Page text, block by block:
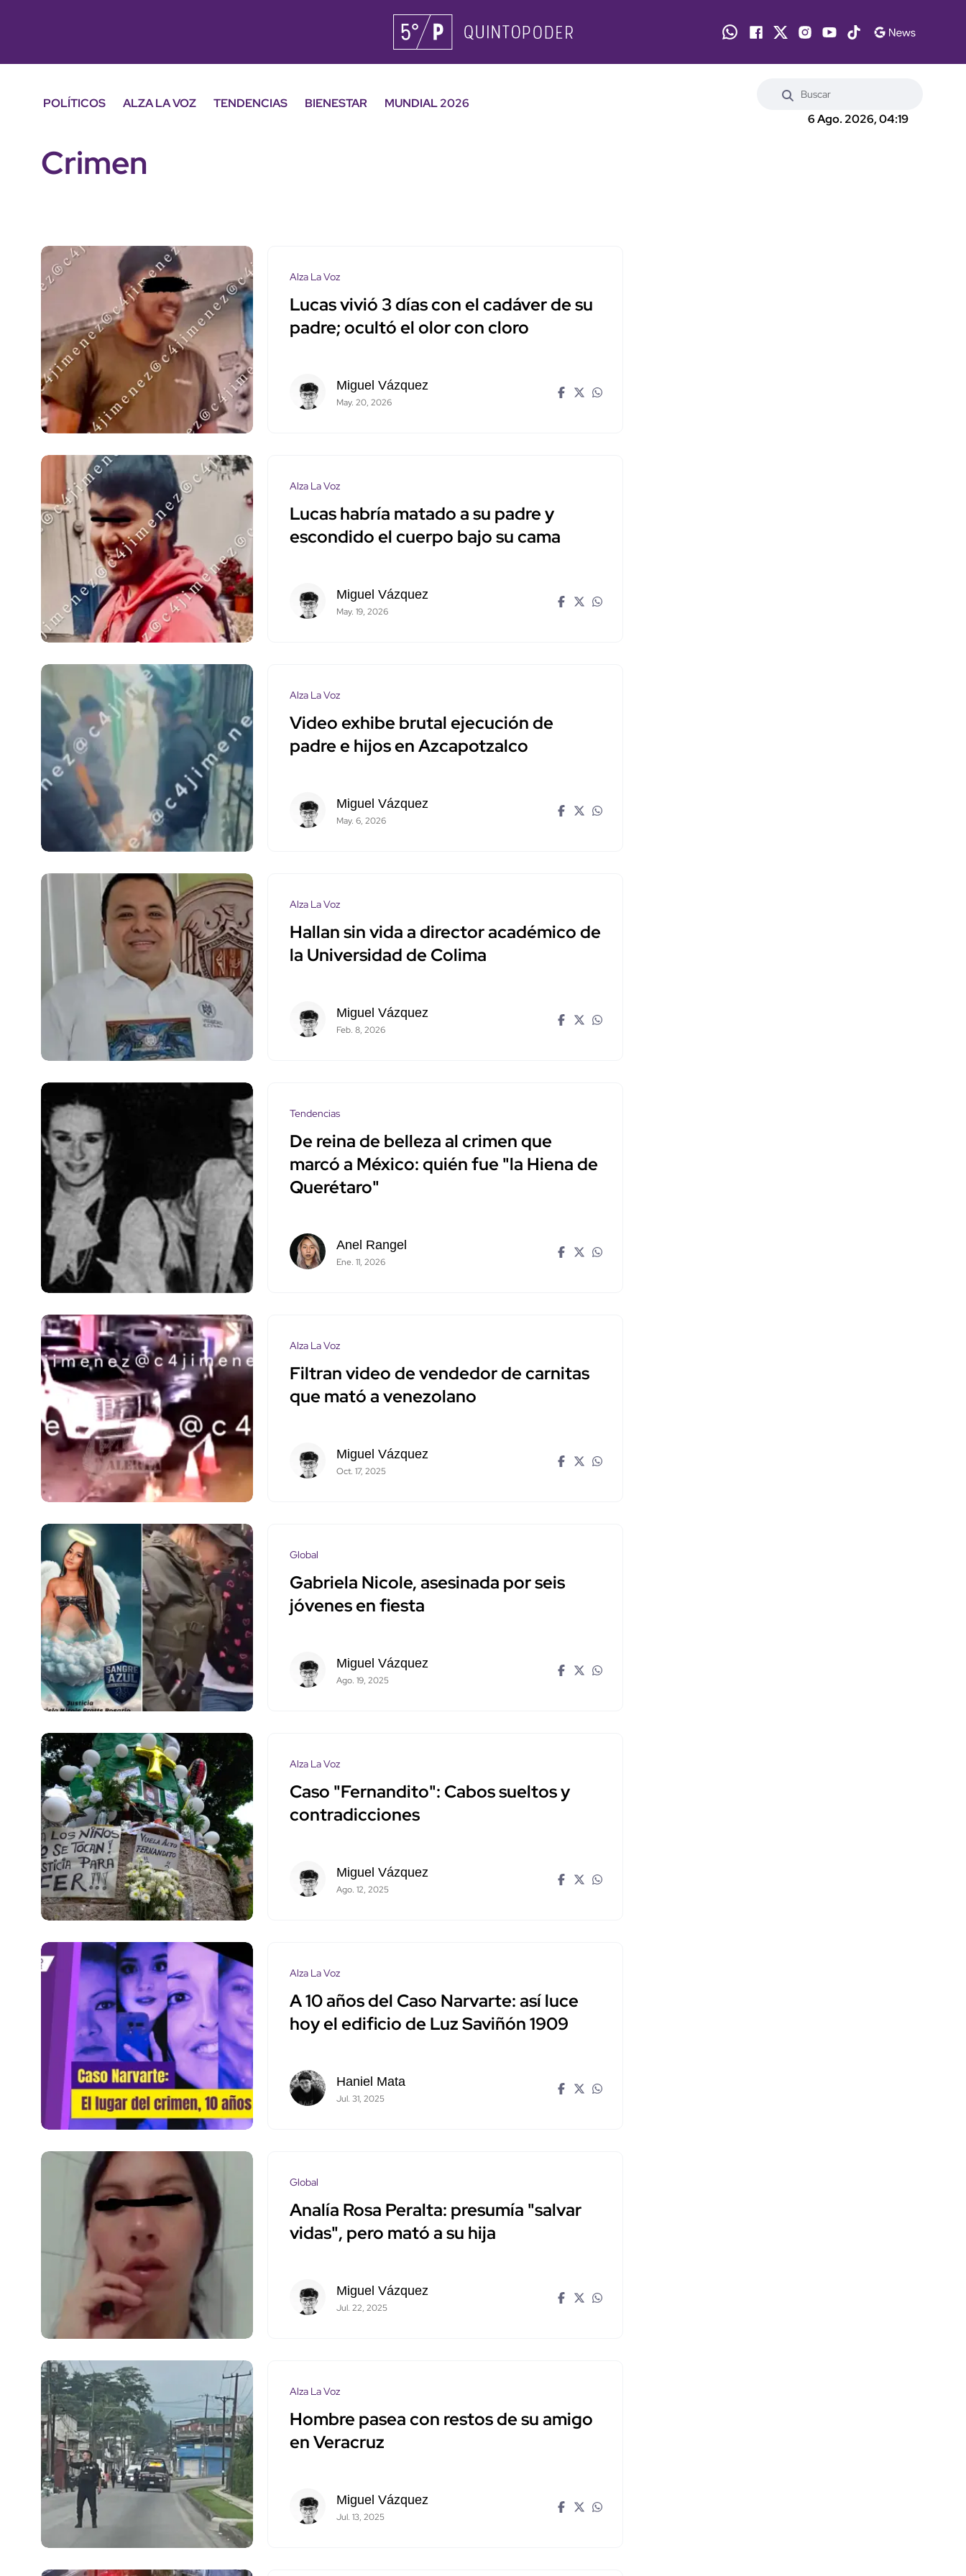
POLÍTICOS ALZA LA VOZ TENDENCIAS BIENESTAR
MUNDIAL 2026
6 Ago. 2026, 04:19
Crimen
Alza La Voz
Lucas vivió 3 días con el cadáver de su
padre; ocultó el olor con cloro
Miguel Vázquez
May. 20, 2026
Alza La Voz
Lucas habría matado a su padre y
escondido el cuerpo bajo su cama
Miguel Vázquez
May. 19, 2026
Alza La Voz
Video exhibe brutal ejecución de
padre e hijos en Azcapotzalco
Miguel Vázquez
May. 6, 2026
Alza La Voz
Hallan sin vida a director académico de
la Universidad de Colima
Miguel Vázquez
Feb. 8, 2026
Tendencias
De reina de belleza al crimen que
marcó a México: quién fue "la Hiena de
Querétaro"
Anel Rangel
Ene. 11, 2026
Alza La Voz
Filtran video de vendedor de carnitas
que mató a venezolano
Miguel Vázquez
Oct. 17, 2025
Global
Gabriela Nicole, asesinada por seis
jóvenes en fiesta
Miguel Vázquez
Ago. 19, 2025
Alza La Voz
Caso "Fernandito": Cabos sueltos y
contradicciones
Miguel Vázquez
Ago. 12, 2025
Alza La Voz
A 10 años del Caso Narvarte: así luce
hoy el edificio de Luz Saviñón 1909
Haniel Mata
Jul. 31, 2025
Global
Analía Rosa Peralta: presumía "salvar
vidas", pero mató a su hija
Miguel Vázquez
Jul. 22, 2025
Alza La Voz
Hombre pasea con restos de su amigo
en Veracruz
Miguel Vázquez
Jul. 13, 2025